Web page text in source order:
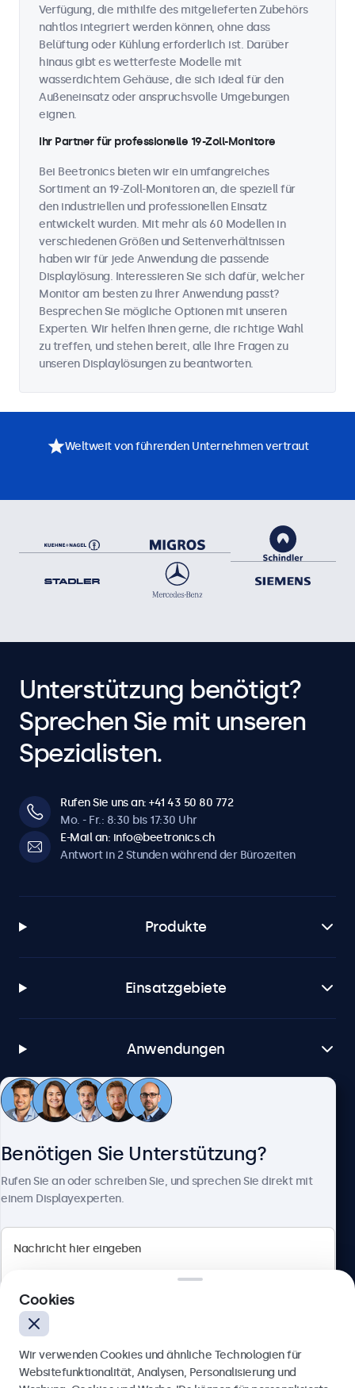
Verfügung, die mithilfe des mitgelieferten Zubehörs
nahtlos integriert werden können, ohne dass
Belüftung oder Kühlung erforderlich ist. Darüber
hinaus gibt es wetterfeste Modelle mit
wasserdichtem Gehäuse, die sich ideal für den
Außeneinsatz oder anspruchsvolle Umgebungen
eignen.
Ihr Partner für professionelle 19-Zoll-Monitore
Bei Beetronics bieten wir ein umfangreiches
Sortiment an 19-Zoll-Monitoren an, die speziell für
den industriellen und professionellen Einsatz
entwickelt wurden. Mit mehr als 60 Modellen in
verschiedenen Größen und Seitenverhältnissen
haben wir für jede Anwendung die passende
Displaylösung. Interessieren Sie sich dafür, welcher
Monitor am besten zu Ihrer Anwendung passt?
Besprechen Sie mögliche Optionen mit unseren
Experten. Wir helfen Ihnen gerne, die richtige Wahl
zu treffen, und stehen bereit, alle Ihre Fragen zu
unseren Displaylösungen zu beantworten.
Weltweit von führenden Unternehmen vertraut
Unterstützung benötigt?
Sprechen Sie mit unseren
Spezialisten.
Rufen Sie uns an: +41 43 50 80 772
Mo. - Fr.: 8:30 bis 17:30 Uhr
E-Mail an: info@beetronics.ch
Antwort in 2 Stunden während der Bürozeiten
Produkte
Einsatzgebiete
Anwendungen
Kundenservice
Badenerstrasse 549, 8048 Zürich, Schweiz
Deutsch
Benötigen Sie Unterstützung?
Rufen Sie an oder schreiben Sie, und sprechen Sie direkt mit
einem Displayexperten.
Cookies
Wir verwenden Cookies und ähnliche Technologien für
Websitefunktionalität, Analysen, Personalisierung und